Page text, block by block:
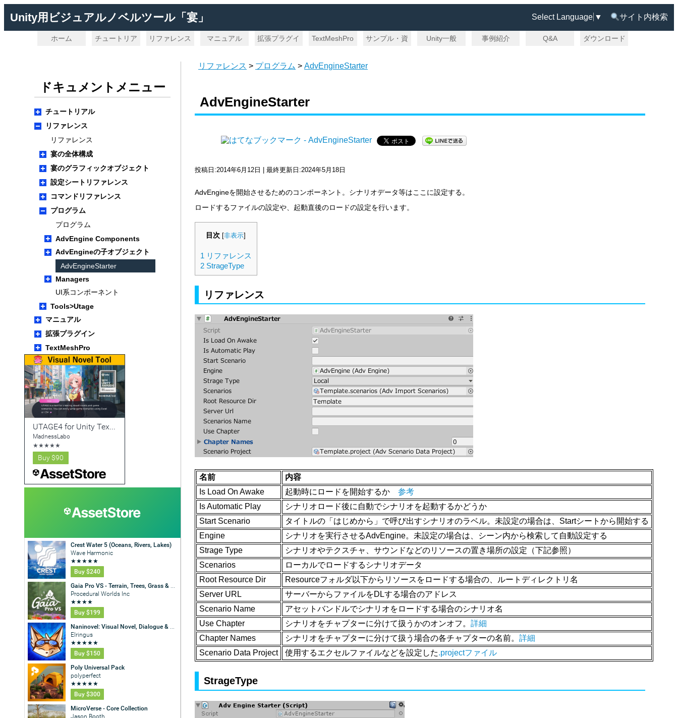
Unity用ビジュアルノベルツール「宴」 Select Language ▼ サイト内検索
ホーム
チュートリア
リファレンス マニュアル
拡張プラグイ
TextMeshPro
サンプル・資
Unity一般 事例紹介 Q&A ダウンロード
リファレンス > プログラム > AdvEngineStarter
ドキュメントメニュー
チュートリアル
リファレンス
リファレンス
宴の全体構成
宴のグラフィックオブジェクト
設定シートリファレンス
コマンドリファレンス
プログラム
プログラム
AdvEngine Components
AdvEngineの子オブジェクト
AdvEngineStarter
Managers
UI系コンポーネント
Tools>Utage
マニュアル
拡張プラグイン
TextMeshPro
AdvEngineStarter
投稿日:2014年6月12日 | 最終更新日:2024年5月18日
AdvEngineを開始させるためのコンポーネント。シナリオデータ等はここに設定する。
ロードするファイルの設定や、起動直後のロードの設定を行います。
目次 [非表示]
1 リファレンス
2StrageType
リファレンス
名前
内容
Is Load On Awake
起動時にロードを開始するか 参考
Is Automatic Play
シナリオロード後に自動でシナリオを起動するかどうか
Start Scenario
タイトルの「はじめから」で呼び出すシナリオのラベル。未設定の場合は、Startシートから開始する
Engine
シナリオを実行させるAdvEngine。未設定の場合は、シーン内から検索して自動設定する
Strage Type
シナリオやテクスチャ、サウンドなどのリソースの置き場所の設定（下記参照）
Scenarios
ローカルでロードするシナリオデータ
Root Resource Dir
Resourceフォルダ以下からリソースをロードする場合の、ルートディレクトリ名
Server URL
サーバーからファイルをDLする場合のアドレス
Scenario Name
アセットバンドルでシナリオをロードする場合のシナリオ名
Use Chapter
シナリオをチャプターに分けて扱うかのオンオフ。 詳細
Chapter Names
シナリオをチャプターに分けて扱う場合の各チャプターの名前。 詳細
Scenario Data Project
使用するエクセルファイルなどを設定した.projectファイル
StrageType